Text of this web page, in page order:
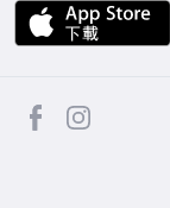
facebook